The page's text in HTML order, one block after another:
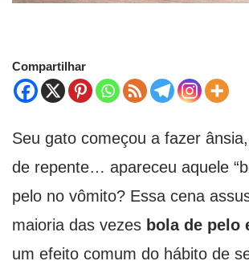
Compartilhar
Seu gato começou a fazer
de repente… apareceu aquele
pelo no vômito? Essa cena
maioria das vezes bola de pelo
um efeito comum do hábito de